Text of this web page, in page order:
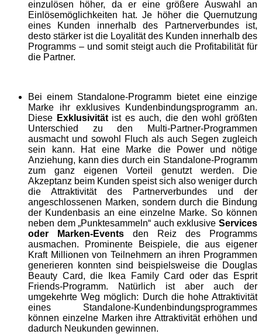
einzulösen höher, da er eine größere Auswahl an
Einlösemöglichkeiten hat. Je höher die Quernutzung
eines Kunden innerhalb des Partnerverbundes ist,
desto stärker ist die Loyalität des Kunden innerhalb des
Programms – und somit steigt auch die Profitabilität für
die Partner.
Bei einem Standalone-Programm bietet eine einzige
Marke ihr exklusives Kundenbindungsprogramm an.
Diese Exklusivitätist es auch, die den wohl größten
Unterschied zu den Multi-Partner-Programmen
ausmacht und sowohl Fluch als auch Segen zugleich
sein kann. Hat eine Marke die Power und nötige
Anziehung, kann dies durch ein Standalone-Programm
zum ganz eigenen Vorteil genutzt werden. Die
Akzeptanz beim Kunden speist sich also weniger durch
die Attraktivität des Partnerverbundes und der
angeschlossenen Marken, sondern durch die Bindung
der Kundenbasis an eine einzelne Marke. So können
neben dem „Punktesammeln“ auch exklusive Services
oder Marken-Events den Reiz des Programms
ausmachen. Prominente Beispiele, die aus eigener
Kraft Millionen von Teilnehmern an ihren Programmen
generieren konnten sind beispielsweise die Douglas
Beauty Card, die Ikea Family Card oder das Esprit
Friends-Programm. Natürlich ist aber auch der
umgekehrte Weg möglich: Durch die hohe Attraktivität
eines Standalone-Kundenbindungsprogrammes
können einzelne Marken ihre Attraktivität erhöhen und
dadurch Neukunden gewinnen.